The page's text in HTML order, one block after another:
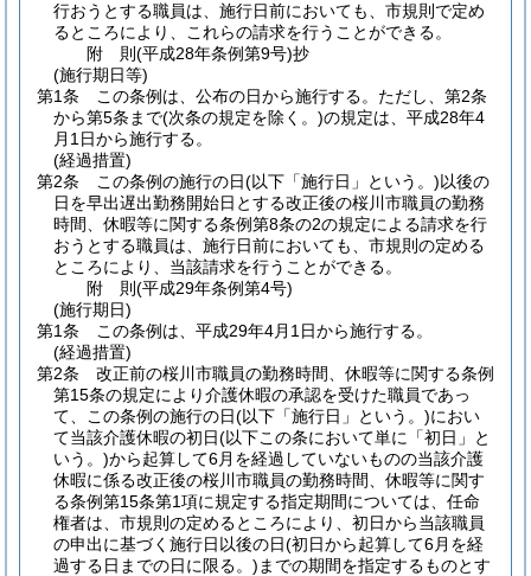
行おうとする職員は、施行日前においても、市規則で定め
るところにより、これらの請求を行うことができる。
附 則(平成28年条例第9号)抄
(施行期日等)
第1条
この条例は、公布の日から施行する。 ただし、第2条
から第5条まで(次条の規定を除く。)の規定は、平成28年4
月1日から施行する。
(経過措置)
第2条
この条例の施行の日(以下「施行日」という。)以後の
日を早出遅出勤務開始日とする改正後の桜川市職員の勤務
時間、休暇等に関する条例第8条の2の規定による請求を行
おうとする職員は、施行日前においても、市規則の定める
ところにより、当該請求を行うことができる。
附 則(平成29年条例第4号)
(施行期日)
第1条
この条例は、平成29年4月1日から施行する。
(経過措置)
第2条
改正前の桜川市職員の勤務時間、休暇等に関する条例
第15条の規定により介護休暇の承認を受けた職員であっ
て、この条例の施行の日(以下「施行日」という。)におい
て当該介護休暇の初日(以下この条において単に「初日」と
いう。)から起算して6月を経過していないものの当該介護
休暇に係る改正後の桜川市職員の勤務時間、休暇等に関す
る条例第15条第1項に規定する指定期間については、任命
権者は、市規則の定めるところにより、初日から当該職員
の申出に基づく施行日以後の日(初日から起算して6月を経
過する日までの日に限る。) までの期間を指定するものとす